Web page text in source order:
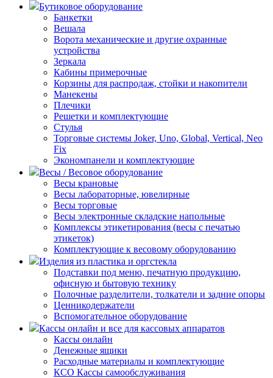
Бутиковое оборудование
Банкетки
Вешала
Ворота механические и другие охранные
устройства
Зеркала
Кабины примерочные
Корзины для распродаж, стойки и накопители
Манекены
Плечики
Решетки и комплектующие
Стулья
Торговые системы Joker, Uno, Global, Vertical, Neo
Fix
Экономпанели и комплектующие
Весы / Весовое оборудование
Весы крановые
Весы лабораторные, ювелирные
Весы торговые
Весы электронные складские напольные
Комплексы этикетирования (весы с печатью
этикеток)
Комплектующие к весовому оборудованию
Изделия из пластика и оргстекла
Подставки под меню, печатную продукцию,
офисную и бытовую технику
Полочные разделители, толкатели и задние опоры
Ценникодержатели
Вспомогательное оборудование
Кассы онлайн и все для кассовых аппаратов
Кассы онлайн
Денежные ящики
Расходные материалы и комплектующие
КСО Кассы самообслуживания